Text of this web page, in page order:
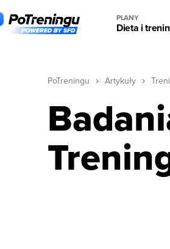
PLANY
Dieta i
PoTreningu Artykuły